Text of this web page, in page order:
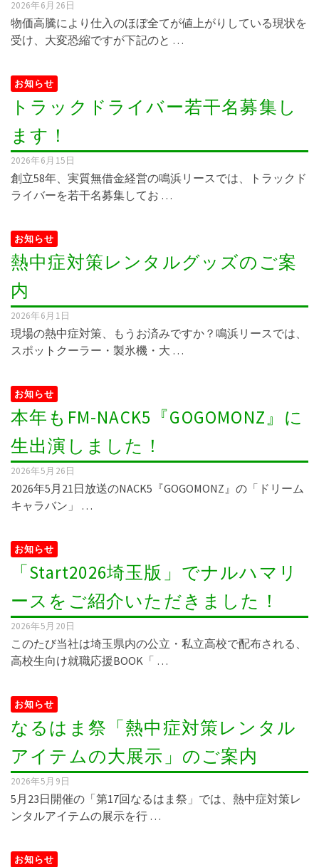
2026年6月26日
物価高騰により仕入のほぼ全てが値上がりしている現状を
受け、大変恐縮ですが下記のと …
お知らせ
トラックドライバー若干名募集し
ます！
2026年6月15日
創立58年、実質無借金経営の鳴浜リースでは、トラックド
ライバーを若干名募集してお …
お知らせ
熱中症対策レンタルグッズのご案
内
2026年6月1日
現場の熱中症対策、もうお済みですか？鳴浜リースでは、
スポットクーラー・製氷機・大 …
お知らせ
本年もFM-NACK5『GOGOMONZ』に
生出演しました！
2026年5月26日
2026年5月21日放送のNACK5『GOGOMONZ』の「ドリーム
キャラバン」 …
お知らせ
「Start2026埼玉版」でナルハマリ
ースをご紹介いただきました！
2026年5月20日
このたび当社は埼玉県内の公立・私立高校で配布される、
高校生向け就職応援BOOK「 …
お知らせ
なるはま祭「熱中症対策レンタル
アイテムの大展示」のご案内
2026年5月9日
5月23日開催の「第17回なるはま祭」では、熱中症対策レ
ンタルアイテムの展示を行 …
お知らせ